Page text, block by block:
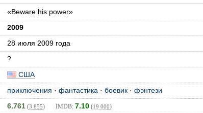
«Beware his power»
2009
28 июля 2009 года
?
США
приключения · фантастика · боевик · фэнтези
6.761 (3 855) IMDB: 7.10 (19 000)